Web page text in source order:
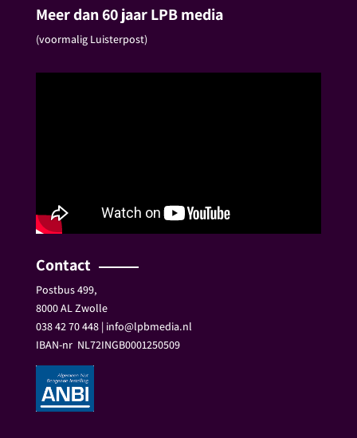
Meer dan 60 jaar LPB media
(voormalig Luisterpost)
Contact
Postbus 499,
8000 AL Zwolle
038 42 70 448 | info@lpbmedia.nl
IBAN-nr NL72INGB0001250509